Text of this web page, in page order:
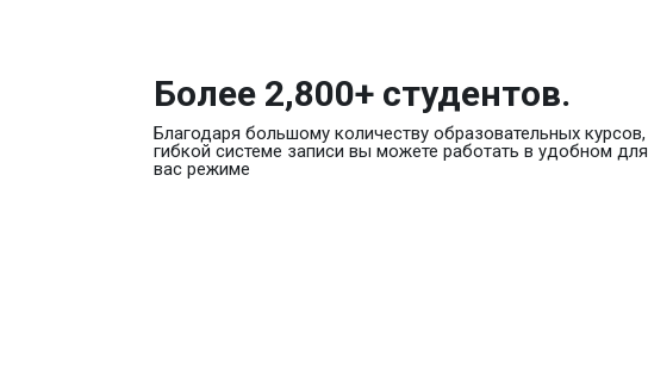
Более 2,800+ студентов.
Благодаря большому количеству образовательных курсов,
гибкой системе записи вы можете работать в удобном для
вас режиме